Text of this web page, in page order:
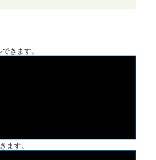
きます。
す。